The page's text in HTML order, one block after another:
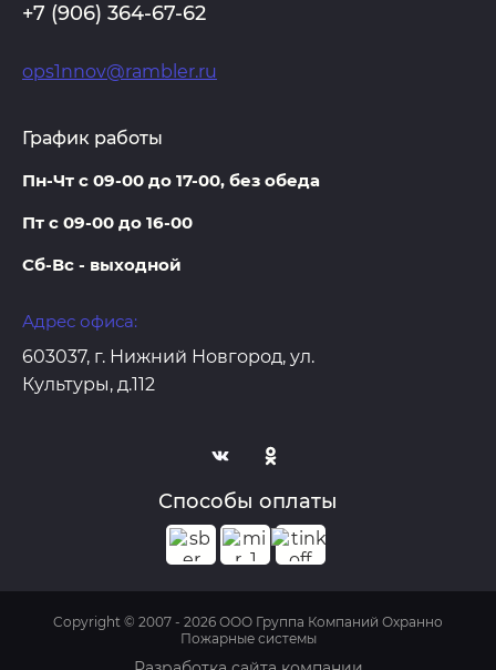
Способы оплаты
+7 (906) 364-67-62
ops1nnov@rambler.ru
График работы
Пн-Чт с 09-00 до 17-00, без обеда
Пт с 09-00 до 16-00
Сб-Вс - выходной
Адрес офиса:
603037, г. Нижний Новгород, ул.
Культуры, д.112
Copyright © 2007 - 2026 ООО Группа Компаний Охранно
Пожарные системы